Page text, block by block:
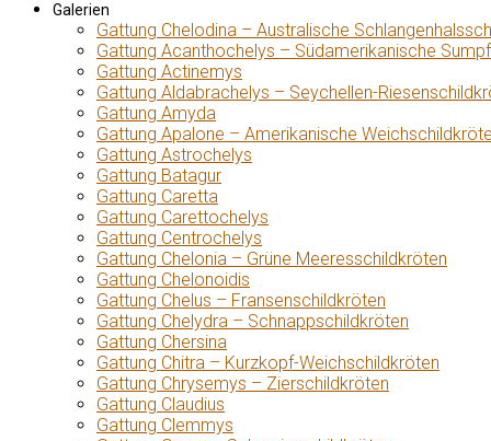
Galerien
Gattung Chelodina – Australische
Gattung Acanthochelys – Südamerikanische
Gattung Actinemys
Gattung Aldabrachelys – Seychellen-
Gattung Amyda
Gattung Apalone – Amerikanische
Gattung Astrochelys
Gattung Batagur
Gattung Caretta
Gattung Carettochelys
Gattung Centrochelys
Gattung Chelonia – Grüne Meeresschildkröten
Gattung Chelonoidis
Gattung Chelus – Fransenschildkröten
Gattung Chelydra – Schnappschildkröten
Gattung Chersina
Gattung Chitra – Kurzkopf-Weichschildkröten
Gattung Chrysemys – Zierschildkröten
Gattung Claudius
Gattung Clemmys